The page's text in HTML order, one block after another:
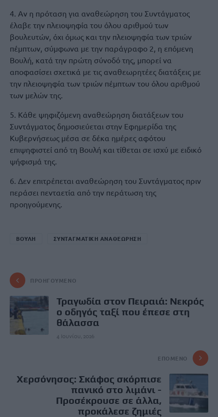
4. Aν η πρόταση για αναθεώρηση του Συντάγματος
έλαβε την πλειοψηφία του όλου αριθμού των
βουλευτών, όχι όμως και την πλειοψηφία των τριών
πέμπτων, σύμφωνα με την παράγραφο 2, η επόμενη
Bουλή, κατά την πρώτη σύνοδό της, μπορεί να
αποφασίσει σχετικά με τις αναθεωρητέες διατάξεις με
την πλειοψηφία των τριών πέμπτων του όλου αριθμού
των μελών της.
5. Κάθε ψηφιζόμενη αναθεώρηση διατάξεων του
Συντάγματος δημοσιεύεται στην Εφημερίδα της
Κυβερνήσεως μέσα σε δέκα ημέρες αφότου
επιψηφιστεί από τη Βουλή και τίθεται σε ισχύ με ειδικό
ψήφισμά της.
6. Δεν επιτρέπεται αναθεώρηση του Συντάγματος πριν
περάσει πενταετία από την περάτωση της
προηγούμενης.
ΒΟΥΛΗ ΣΥΝΤΑΓΜΑΤΙΚΗ ΑΝΑΘΕΩΡΗΣΗ
ΠΡΟΗΓΟΎΜΕΝΟ
Τραγωδία στον Πειραιά: Νεκρός
ο οδηγός ταξί που έπεσε στη
θάλασσα
4 Ιουνίου, 2026
ΕΠΌΜΕΝΟ
Χερσόνησος: Σκάφος σκόρπισε
πανικό στο λιμάνι -
Προσέκρουσε σε άλλα,
προκάλεσε ζημιές